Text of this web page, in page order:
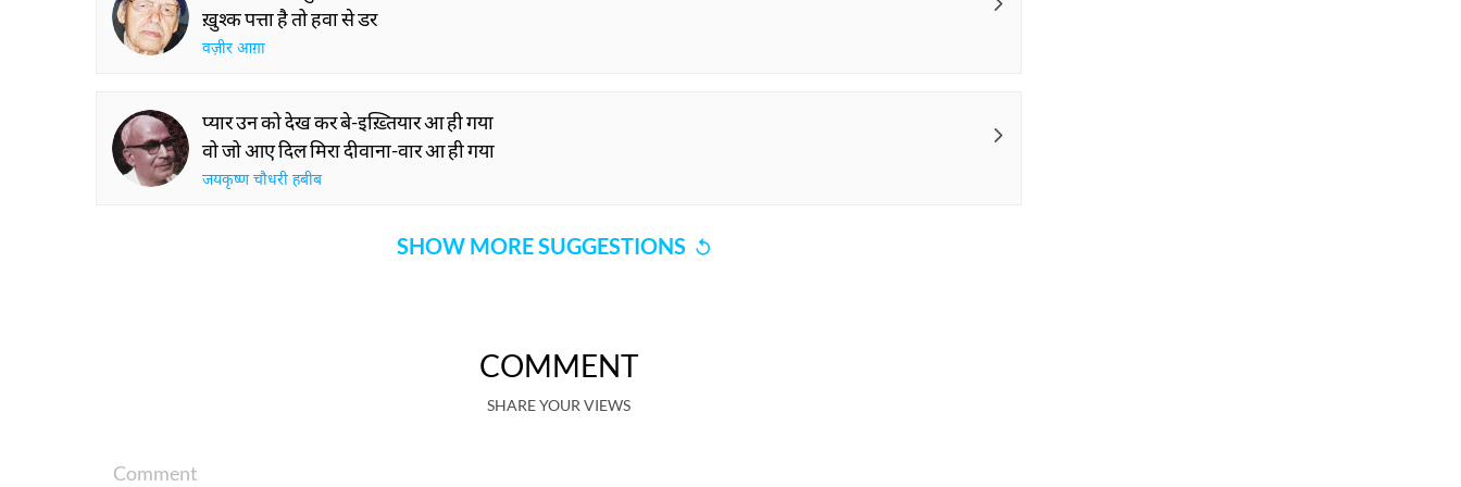
ख़ुश्क पत्ता है तो हवा से डर
वज़ीर आग़ा
प्यार उन को देख कर बे-इख़्तियार आ ही गया
वो जो आए दिल मिरा दीवाना-वार आ ही गया
जयकृष्ण चौधरी हबीब
SHOW MORE SUGGESTIONS
COMMENT
SHARE YOUR VIEWS
Comment